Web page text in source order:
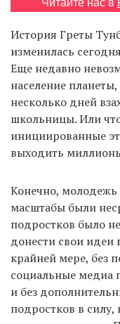
EN
UA
Читайте нас в
История Греты
изменилась
Еще недавно
население
несколько дней
школьницы. Или
инициированные
выходить
Конечно, молодежь
масштабы были
подростков было
донести свои идеи
крайней мере, без
социальные медиа
и без
подростков в силу,